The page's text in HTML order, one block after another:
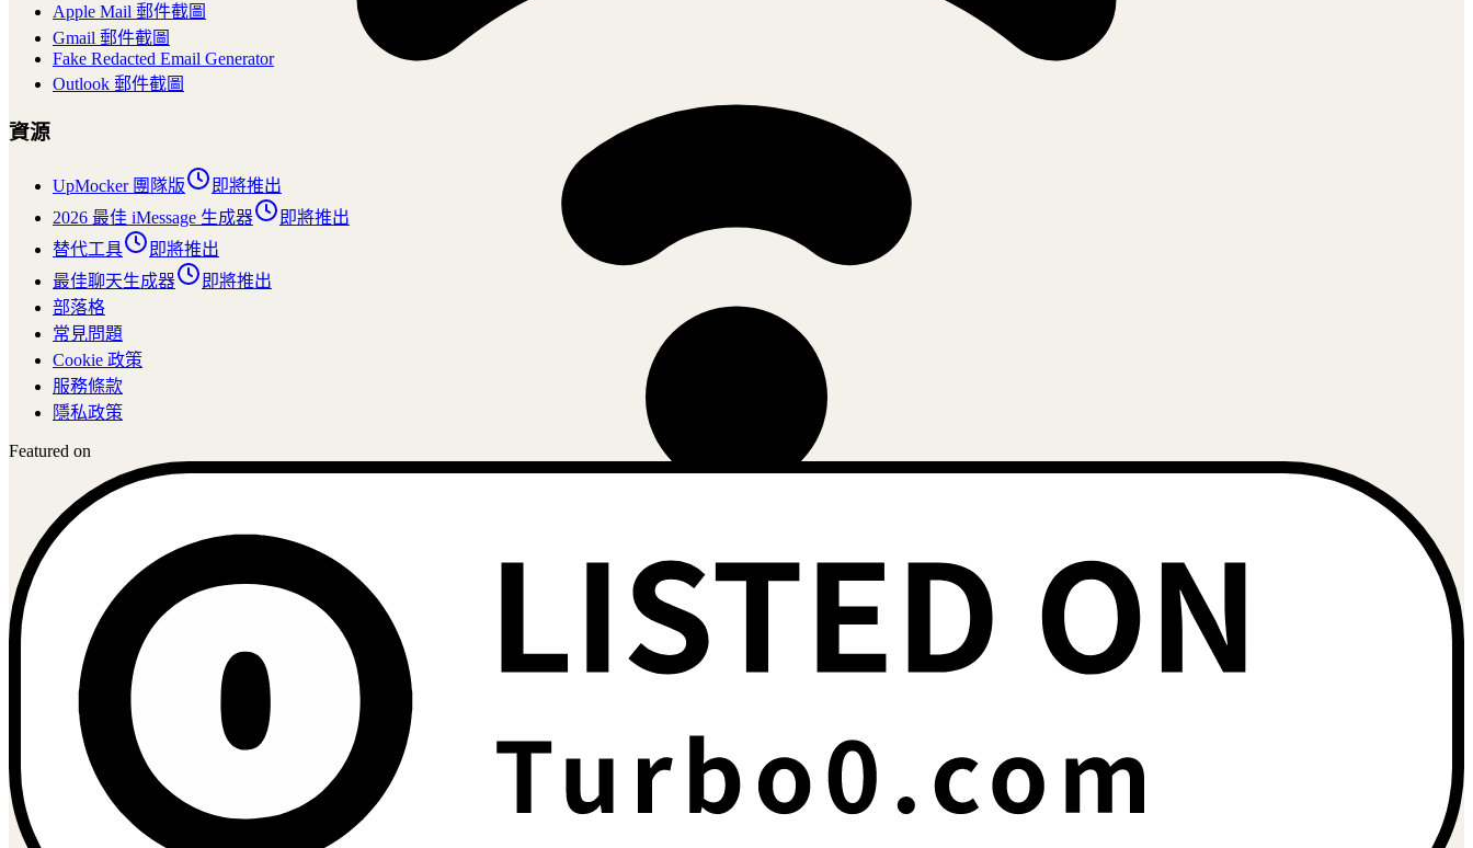
Apple Mail 郵件截圖
Gmail 郵件截圖
Fake Redacted Email Generator
Outlook 郵件截圖
資源
UpMocker 團隊版
即將推出
2026 最佳 iMessage 生成器
即將推出
替代工具
即將推出
最佳聊天生成器
即將推出
部落格
常見問題
Cookie 政策
服務條款
隱私政策
Featured on